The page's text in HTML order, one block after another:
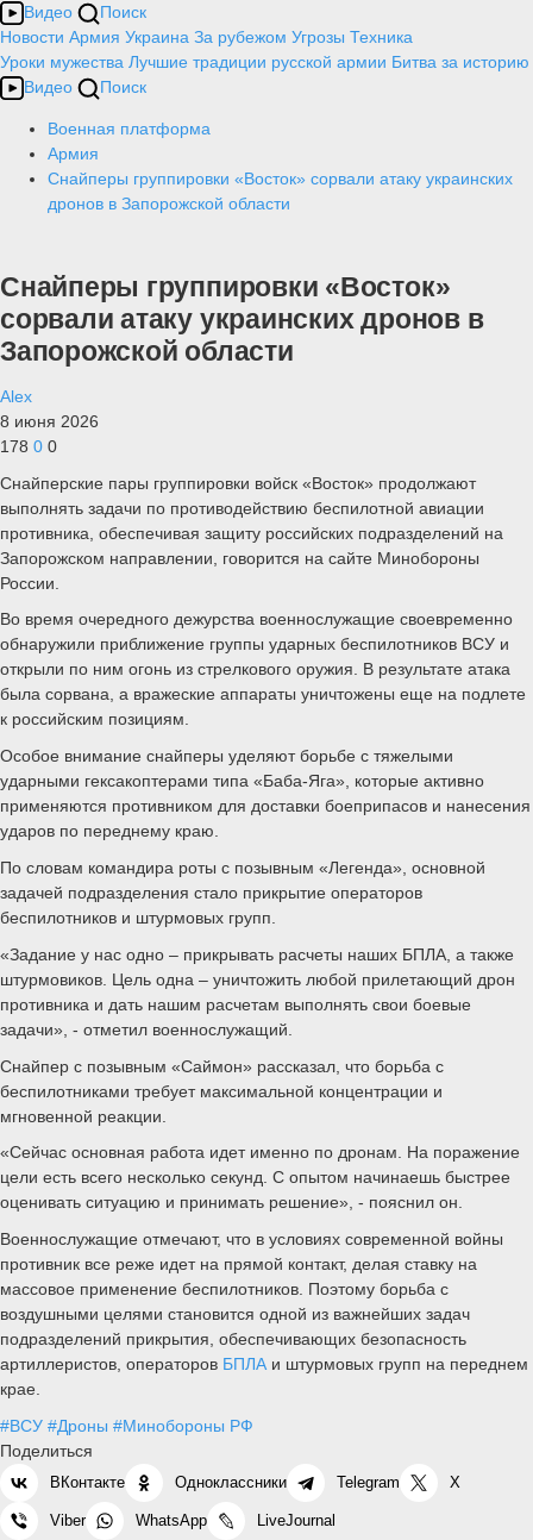
Видео
Поиск
Новости Армия Украина За рубежом Угрозы Техника
Уроки мужества Лучшие традиции русской армии Битва за историю
Видео
Поиск
Военная платформа
Армия
Снайперы группировки «Восток» сорвали атаку украинских
дронов в Запорожской области
Снайперы группировки «Восток»
сорвали атаку украинских дронов в
Запорожской области
Alex
8 июня 2026
178 0 0
Снайперские пары группировки войск «Восток» продолжают
выполнять задачи по противодействию беспилотной авиации
противника, обеспечивая защиту российских подразделений на
Запорожском направлении, говорится на сайте Минобороны
России.
Во время очередного дежурства военнослужащие своевременно
обнаружили приближение группы ударных беспилотников ВСУ и
открыли по ним огонь из стрелкового оружия. В результате атака
была сорвана, а вражеские аппараты уничтожены еще на подлете
к российским позициям.
Особое внимание снайперы уделяют борьбе с тяжелыми
ударными гексакоптерами типа «Баба-Яга», которые активно
применяются противником для доставки боеприпасов и нанесения
ударов по переднему краю.
По словам командира роты с позывным «Легенда», основной
задачей подразделения стало прикрытие операторов
беспилотников и штурмовых групп.
«Задание у нас одно – прикрывать расчеты наших БПЛА, а также
штурмовиков. Цель одна – уничтожить любой прилетающий дрон
противника и дать нашим расчетам выполнять свои боевые
задачи», - отметил военнослужащий.
Снайпер с позывным «Саймон» рассказал, что борьба с
беспилотниками требует максимальной концентрации и
мгновенной реакции.
«Сейчас основная работа идет именно по дронам. На поражение
цели есть всего несколько секунд. С опытом начинаешь быстрее
оценивать ситуацию и принимать решение», - пояснил он.
Военнослужащие отмечают, что в условиях современной войны
противник все реже идет на прямой контакт, делая ставку на
массовое применение беспилотников. Поэтому борьба с
воздушными целями становится одной из важнейших задач
подразделений прикрытия, обеспечивающих безопасность
артиллеристов, операторов БПЛА и штурмовых групп на переднем
крае.
#ВСУ #Дроны #Минобороны РФ
Поделиться
ВКонтакте Одноклассники Telegram X
Viber WhatsApp LiveJournal